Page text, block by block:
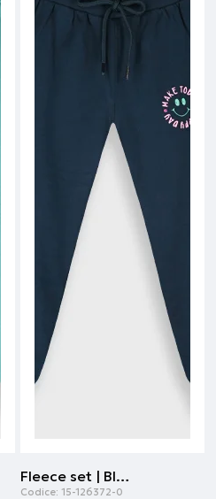
Fleece set | Blu navy
Codice: 15-126372-0